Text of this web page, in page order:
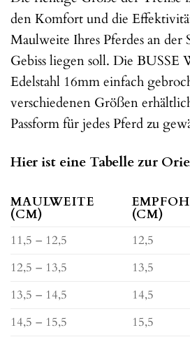
den Komfort und die
Maulweite Ihres Pferdes an der
Gebiss liegen soll. Die BUSSE
Edelstahl 16mm einfach
verschiedenen Größen
Passform für jedes Pferd zu
Hier ist eine Tabelle zur
MAULWEITE
(CM)
CM)
11,5 – 12,5
12,5
12,5 – 13,5
13,5
13,5 – 14,5
14,5
14,5 – 15,5
15,5